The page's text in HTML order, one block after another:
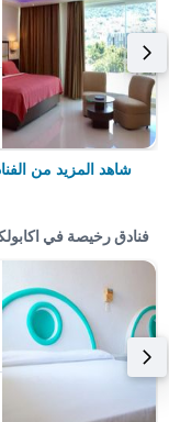
شاهد المزيد من
فنادق رخيصة في